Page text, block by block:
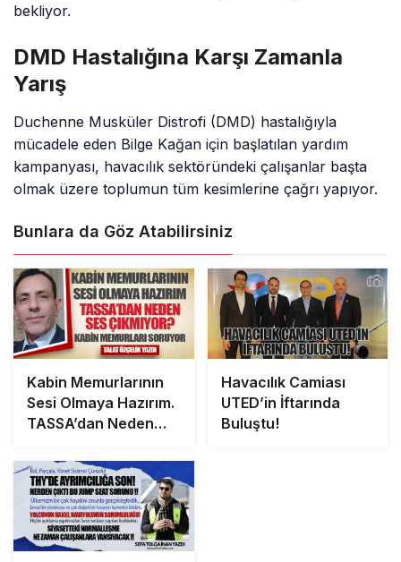
bekliyor.
DMD Hastalığına Karşı Zamanla
Yarış
Duchenne Musküler Distrofi (DMD) hastalığıyla
mücadele eden Bilge Kağan için başlatılan yardım
kampanyası, havacılık sektöründeki çalışanlar başta
olmak üzere toplumun tüm kesimlerine çağrı yapıyor.
Bunlara da Göz Atabilirsiniz
Kabin Memurlarının
Sesi Olmaya Hazırım.
TASSA’dan Neden
Memurları Soruyor
Havacılık Camiası
UTED’in İftarında
Buluştu!